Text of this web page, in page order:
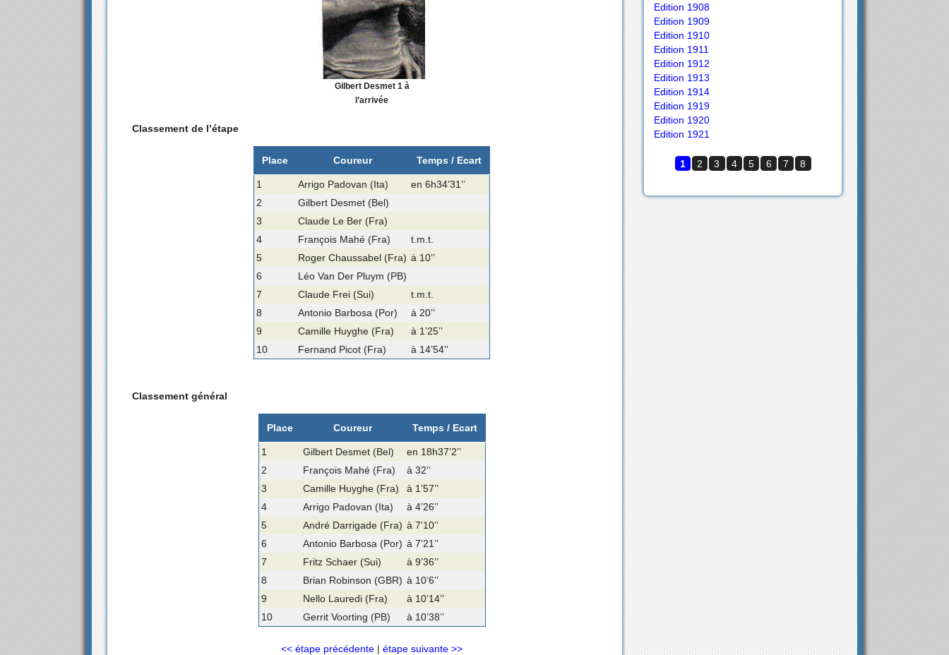
Edition 1908
Edition 1909
Edition 1910
Edition 1911
Edition 1912
Edition 1913
Edition 1914
Edition 1919
Edition 1920
Edition 1921
1 2 3 4 5 6 7 8
Gilbert Desmet 1 à
l’arrivée
Classement de l’étape
Place Coureur Temps / Ecart
1 Arrigo Padovan (Ita)
en 6h34’31’’
2
Gilbert Desmet (Bel)
3
Claude Le Ber (Fra)
4
François Mahé (Fra)
t.m.t.
5
Roger Chaussabel (Fra) à 10’’
6
Léo Van Der Pluym (PB)
7
Claude Frei (Sui)
t.m.t.
8
Antonio Barbosa (Por)
à 20’’
9
Camille Huyghe (Fra)
à 1’25’’
10
Fernand Picot (Fra) à 14’54’’
Classement général
Place Coureur Temps / Ecart
1 Gilbert Desmet (Bel)
en 18h37’2’’
2
François Mahé (Fra)
à 32’’
3
Camille Huyghe (Fra)
à 1’57’’
4
Arrigo Padovan (Ita)
à 4’26’’
5
André Darrigade (Fra) à 7’10’’
6
Antonio Barbosa (Por) à 7’21’’
7
Fritz Schaer (Sui)
à 9’36’’
8
Brian Robinson (GBR) à 10’6’’
9
Nello Lauredi (Fra)
à 10’14’’
10
Gerrit Voorting (PB) à 10’38’’
<< étape précédente |étape suivante >>